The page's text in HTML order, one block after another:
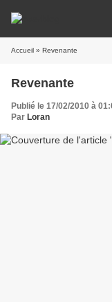
Accueil » Revenante
Revenante
Publié le 17/02/2010 à
Par Loran